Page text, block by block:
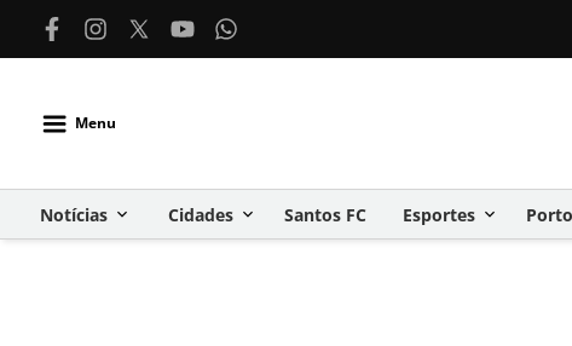
Menu
Notícias Cidades Santos FC Esportes